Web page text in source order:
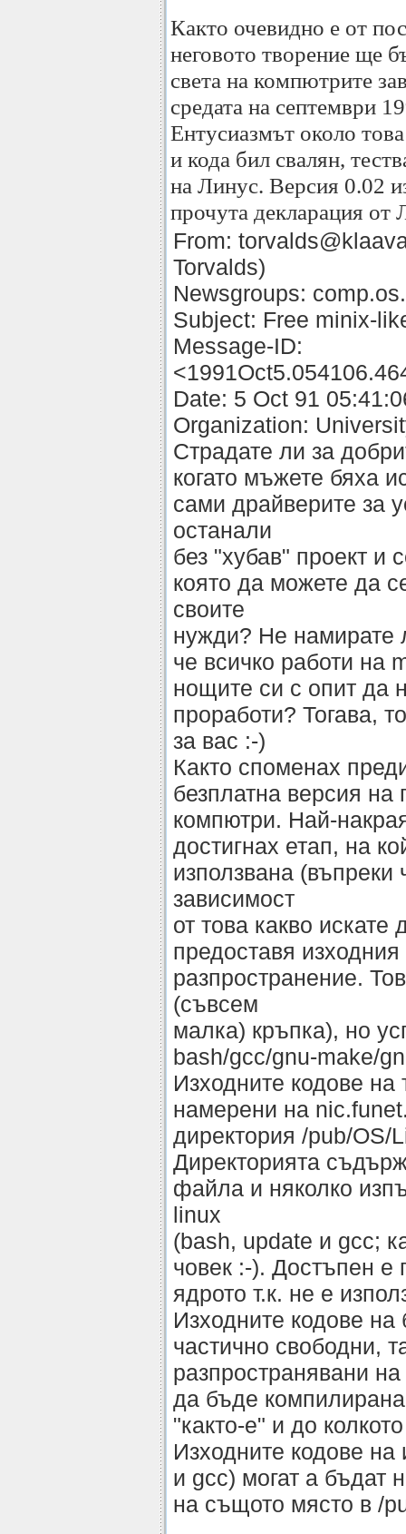
Както очевидно е от
неговото творение ще
света на компютрите
средата на септември
Ентусиазмът около
и кода бил свалян,
на Линус. Версия 0.02
прочута декларация от
From:
Torvalds)
Newsgroups:
Subject: Free minix-
Message-ID:
Date: 5 Oct 91
Organization:
Страдате ли за
когато мъжете бяха
сами драйверите за
останали
без "хубав" проект и
която да можете да
своите
нужди? Не намирате
че всичко работи на
нощите си с опит да
проработи? Тогава,
за вас :-)
Както споменах
безплатна версия
компютри. Най-
достигнах етап, на
използвана
зависимост
от това какво
предоставя
разпространение.
(съвсем
малка) кръпка), но
bash/gcc/gnu-make/
Изходните кодове на
намерени на
директория /pub/OS/
Директорията
файла и няколко
linux
(bash, update и gcc;
човек :-). Достъпен е
ядрото т.к. не е
Изходните кодове на
частично свободни,
разпространявани
да бъде компилирана
"както-е" и до
Изходните кодове
и gcc) могат а бъдат
на същото място в /